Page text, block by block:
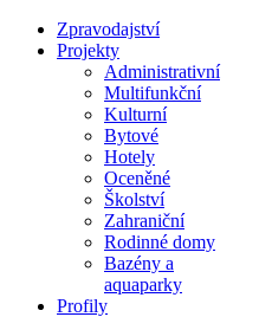
Zpravodajství
Projekty
Administrativní
Multifunkční
Kulturní
Bytové
Hotely
Oceněné
Školství
Zahraniční
Rodinné domy
Bazény a
aquaparky
Profily